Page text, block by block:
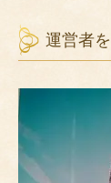
運営者